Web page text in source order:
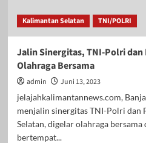
dalam
Kalimantan Selatan TNI/POLRI
Jalin Sinergitas, TNI-Polri
Olahraga Bersama
admin
Juni 13, 2023
jelajahkalimantannews.com,
menjalin sinergitas TNI-Polri dan
Selatan, digelar olahraga
bertempat...